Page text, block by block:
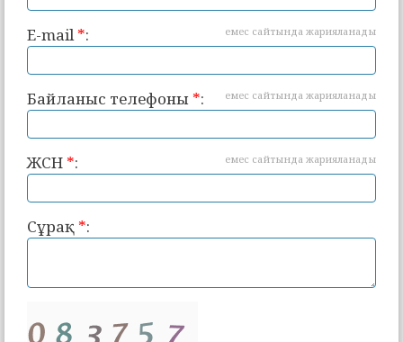
E-mail*: емес сайтында жарияланады
Байланыс телефоны *: емес сайтында жарияланады
ЖСН *: емес сайтында жарияланады
Сұрақ *: